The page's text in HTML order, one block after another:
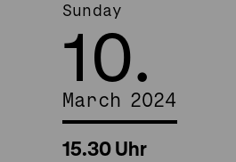
Sunday
10.
March 2024
15.30 Uhr